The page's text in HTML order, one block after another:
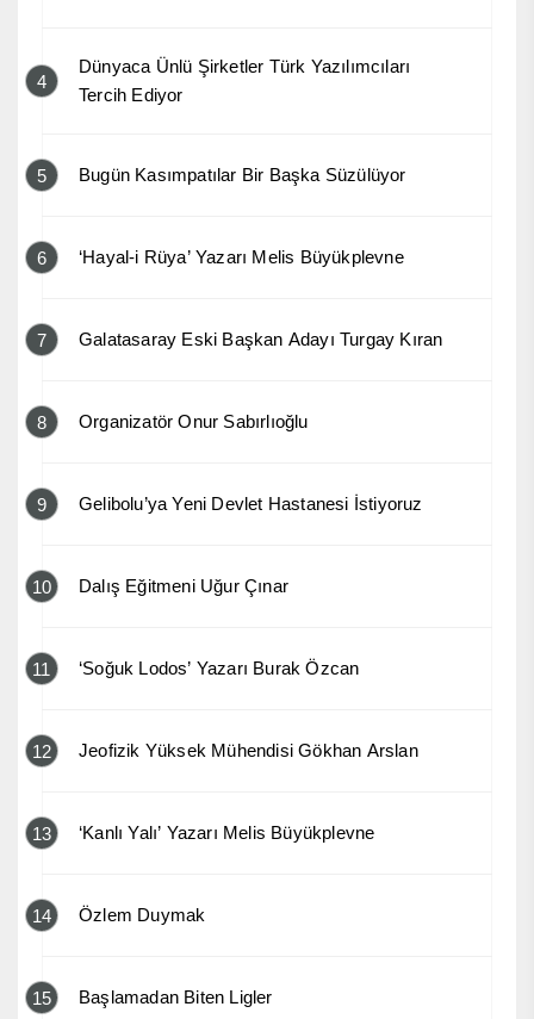
4
Dünyaca Ünlü Şirketler Türk Yazılımcıları
Tercih Ediyor
5 Bugün Kasımpatılar Bir Başka Süzülüyor
6 ‘Hayal-i Rüya’ Yazarı Melis Büyükplevne
7 Galatasaray Eski Başkan Adayı Turgay Kıran
8 Organizatör Onur Sabırlıoğlu
9 Gelibolu’ya Yeni Devlet Hastanesi İstiyoruz
10 Dalış Eğitmeni Uğur Çınar
11 ‘Soğuk Lodos’ Yazarı Burak Özcan
12 Jeofizik Yüksek Mühendisi Gökhan Arslan
13 ‘Kanlı Yalı’ Yazarı Melis Büyükplevne
14 Özlem Duymak
15 Başlamadan Biten Ligler